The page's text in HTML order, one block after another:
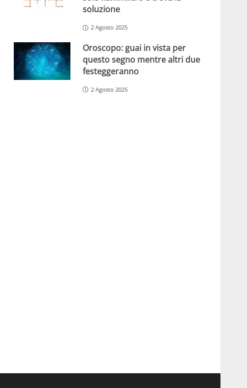
soluzione
2 Agosto 2025
Oroscopo: guai in vista per
questo segno mentre altri due
festeggeranno
2 Agosto 2025